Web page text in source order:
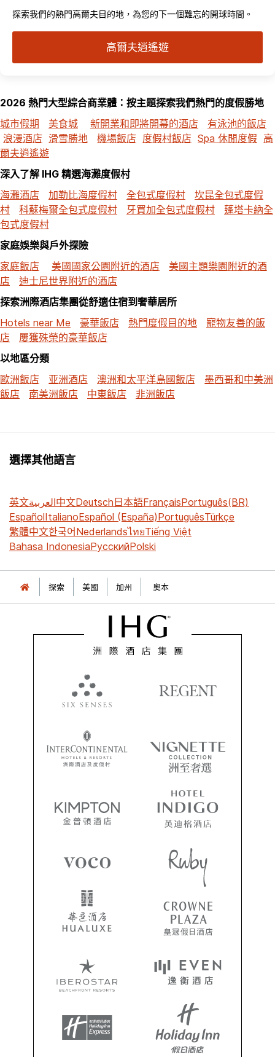
探索我們的熱門高爾夫目的地，為您的下一個難忘的開球時間。
高爾夫逍遙遊
2026 熱門大型綜合商業體：按主題探索我們熱門的度假勝地
城市假期
美食城 新開業和即將開幕的酒店
有泳池的飯店
浪漫酒店 滑雪勝地 機場飯店 度假村飯店 Spa 休閒度假 高
爾夫逍遙遊
深入了解 IHG 精選海灘度假村
海灘酒店
加勒比海度假村 全包式度假村
坎昆全包式度假
村
科蘇梅爾全包式度假村 牙買加全包式度假村
蓬塔卡納全
包式度假村
家庭娛樂與戶外探險
家庭飯店
美國國家公園附近的酒店
美國主題樂園附近的酒
店
迪士尼世界附近的酒店
探索洲際酒店集團從舒適住宿到奢華居所
Hotels near Me
豪華飯店 熱門度假目的地
寵物友善的飯
店
屢獲殊榮的豪華飯店
以地區分類
歐洲飯店
亚洲酒店 澳洲和太平洋島國飯店
墨西哥和中美洲
飯店
南美洲飯店 中東飯店 非洲飯店
選擇其他語言
英文العربية中文Deutsch日本語FrançaisPortuguês(BR)
EspañolItalianoEspañol (España)PortuguêsTürkçe
繁體中文한국어NederlandsไทยTiếng Việt
Bahasa IndonesiaРусскийPolski
探索 美國 加州 奧本